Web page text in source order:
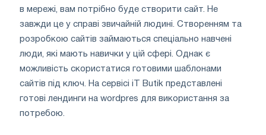
в мережі, вам потрібно буде створити сайт. Не
завжди це у справі звичайній людині. Створенням та
розробкою сайтів займаються спеціально навчені
люди, які мають навички у цій сфері. Однак є
можливість скористатися готовими шаблонами
сайтів під ключ. На сервісі iT Butik представлені
готові лендинги на wordpres для використання за
потребою.